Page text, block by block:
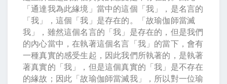
「通達我為此緣境」當中的這個「我」，是名言的
「我」，這個「我」是存在的。「故瑜伽師當滅
我」，雖然這個名言的「我」是存在的，但是我們
的內心當中，在執著這個名言「我」的當下，會有
一種真實的感受生起，因此我們所執著的，是執著
著真實的「我」，但是這個真實的「我」是不存在
的緣故；因此「故瑜伽師當滅我」，所以對一位瑜